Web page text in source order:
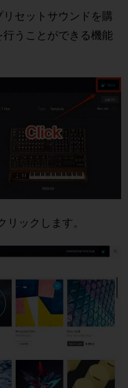
セットサウンドを購
うことができる機能
ックします。